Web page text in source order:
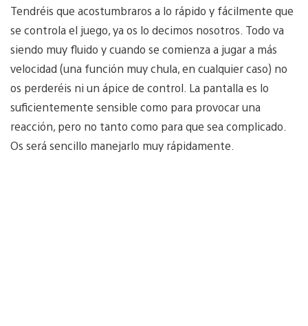
Tendréis que acostumbraros a lo rápido y fácilmente que
se controla el juego, ya os lo decimos nosotros. Todo va
siendo muy fluido y cuando se comienza a jugar a más
velocidad (una función muy chula, en cualquier caso) no
os perderéis ni un ápice de control. La pantalla es lo
suficientemente sensible como para provocar una
reacción, pero no tanto como para que sea complicado.
Os será sencillo manejarlo muy rápidamente.